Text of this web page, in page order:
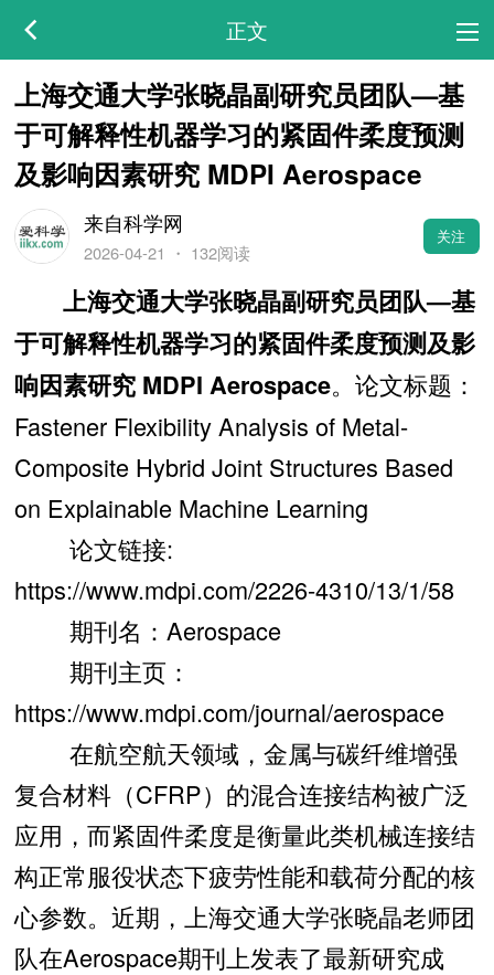
正文
上海交通大学张晓晶副研究员团队—基
于可解释性机器学习的紧固件柔度预测
及影响因素研究 MDPI Aerospace
来自科学网
2026-04-21 ・ 132阅读
关注
上海交通大学张晓晶副研究员团队—基
于可解释性机器学习的紧固件柔度预测及影
响因素研究 MDPI Aerospace。论文标题：
Fastener Flexibility Analysis of Metal-
Composite Hybrid Joint Structures Based
on Explainable Machine Learning
论文链接:
https://www.mdpi.com/2226-4310/13/1/58
期刊名：Aerospace
期刊主页：
https://www.mdpi.com/journal/aerospace
在航空航天领域，金属与碳纤维增强
复合材料（CFRP）的混合连接结构被广泛
应用，而紧固件柔度是衡量此类机械连接结
构正常服役状态下疲劳性能和载荷分配的核
心参数。近期，上海交通大学张晓晶老师团
队在Aerospace期刊上发表了最新研究成